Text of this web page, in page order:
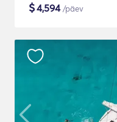
$4,594/päev